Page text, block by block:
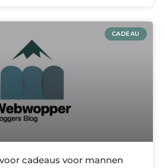
CADEAU
cadeaus voor mannen